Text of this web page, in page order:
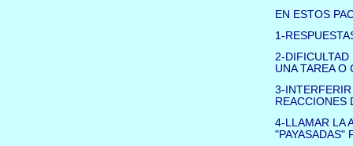
EN ESTOS
1-
2-DIFICULTAD
UNA TAREA O
3-
REACCIONES
4-LLAMAR LA
"PAYASADAS"